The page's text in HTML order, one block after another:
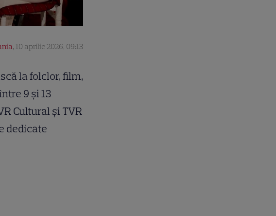
, 10 aprilie 2026, 09:13
la folclor, film,
9 și 13
Cultural și TVR
dedicate